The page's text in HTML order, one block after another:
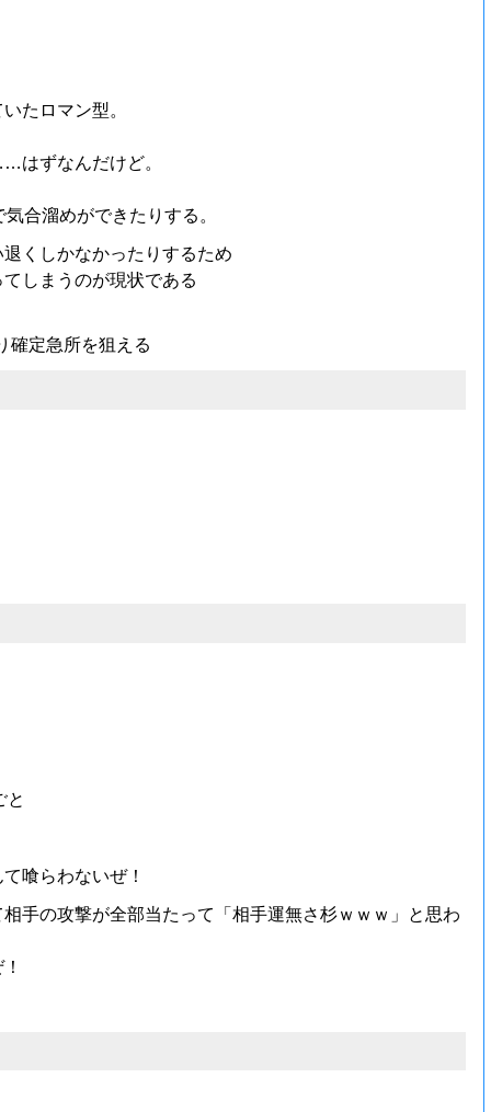
たロマン型。
はずなんだけど。
合溜めができたりする。
くしかなかったりするため
しまうのが現状である
確定急所を狙える
と
喰らわないぜ！
手の攻撃が全部当たって「相手運無さ杉ｗｗｗ」と思わ